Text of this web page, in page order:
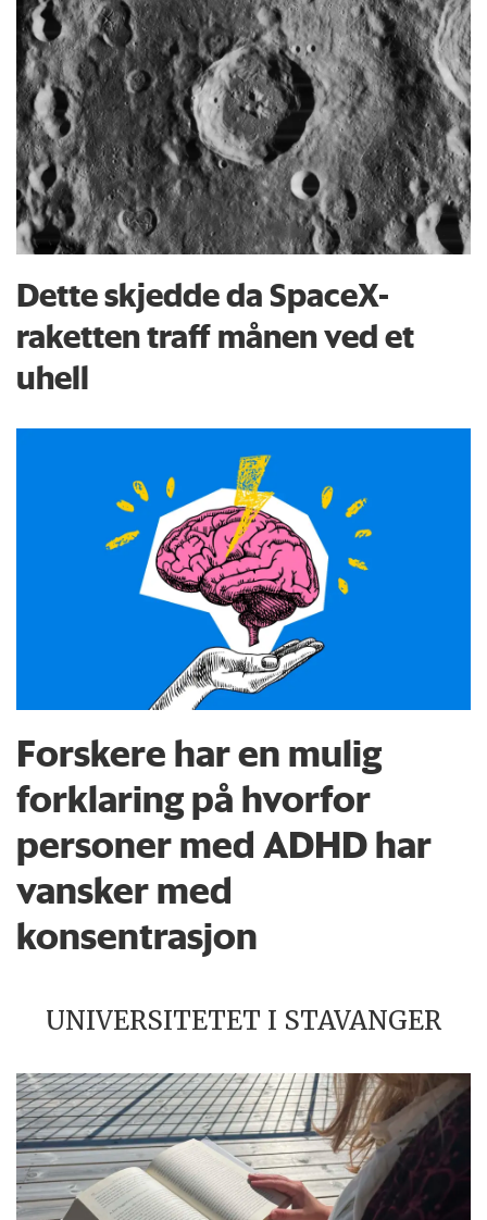
Dette skjedde da SpaceX-
raketten traff månen ved et
uhell
Forskere har en mulig
forklaring på hvorfor
personer med ADHD har
vansker med
konsentrasjon
UNIVERSITETET I STAVANGER